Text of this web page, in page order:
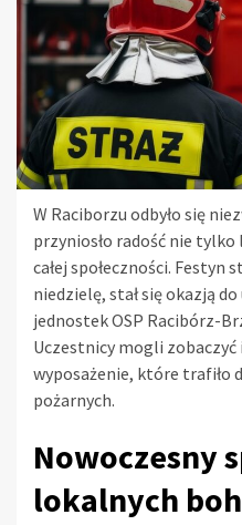
W Raciborzu odbyło się
przyniosło radość nie
całej społeczności. Festyn
niedzielę, stał się okazją
jednostek OSP Racibórz-
Uczestnicy mogli
wyposażenie, które trafiło
pożarnych.
Nowoczesny
lokalnych